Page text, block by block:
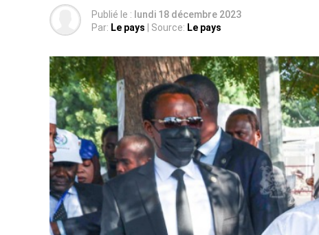
Publié le : lundi 18 décembre 2023
Par: Le pays | Source: Le pays